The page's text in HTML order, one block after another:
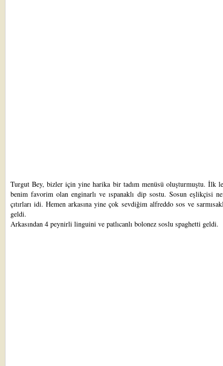
Turgut Bey, bizler için yine harika bir tadım menüsü oluşturmuştu. İlk
benim favorim olan enginarlı ve ıspanaklı dip sostu. Sosun eşlikçisi
çıtırları idi. Hemen arkasına yine çok sevdiğim alfreddo sos ve
geldi.
Arkasından 4 peynirli linguini ve patlıcanlı bolonez soslu spaghetti geldi.